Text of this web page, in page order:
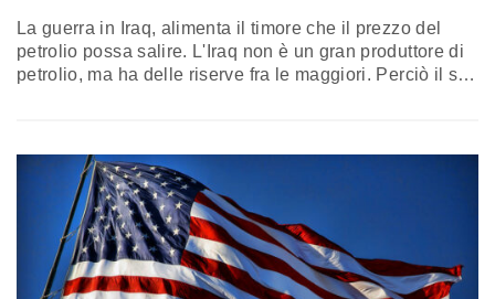
La guerra in Iraq, alimenta il timore che il prezzo del
petrolio possa salire. L'Iraq non è un gran produttore di
petrolio, ma ha delle riserve fra le maggiori. Perciò il suo
perché il prezzo del…